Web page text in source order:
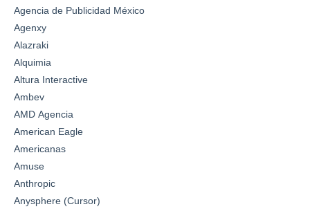
Agencia de Publicidad México
Agenxy
Alazraki
Alquimia
Altura Interactive
Ambev
AMD Agencia
American Eagle
Americanas
Amuse
Anthropic
Anysphere (Cursor)